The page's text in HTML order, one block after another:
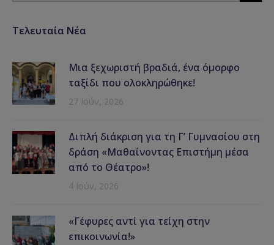
Τελευταία Νέα
Μια ξεχωριστή βραδιά, ένα όμορφο
ταξίδι που ολοκληρώθηκε!
27 Ιούν, 2026
Διπλή διάκριση για τη Γ’ Γυμνασίου στη
δράση «Μαθαίνοντας Επιστήμη μέσα
από το Θέατρο»!
4 Ιούν, 2026
«Γέφυρες αντί για τείχη στην
επικοινωνία!»